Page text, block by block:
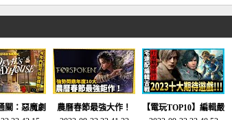
宅速配20230119
關：惡魔劇
農曆春節最強大作！
【電玩TOP10】編輯嚴